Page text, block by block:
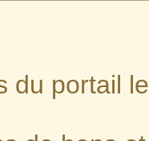
du portail